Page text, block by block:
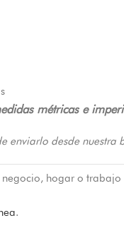
métricas e
enviarlo desde
negocio, hogar o
.